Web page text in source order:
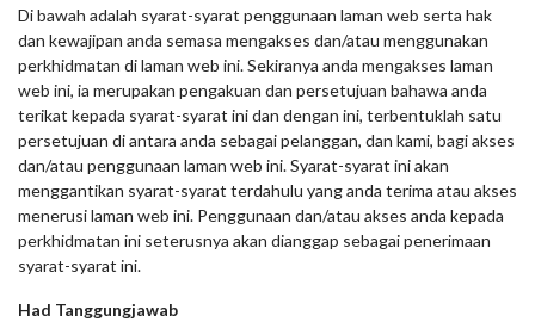
Di bawah adalah syarat-syarat penggunaan laman web serta hak
dan kewajipan anda semasa mengakses dan/atau menggunakan
perkhidmatan di laman web ini. Sekiranya anda mengakses laman
web ini, ia merupakan pengakuan dan persetujuan bahawa anda
terikat kepada syarat-syarat ini dan dengan ini, terbentuklah satu
persetujuan di antara anda sebagai pelanggan, dan kami, bagi akses
dan/atau penggunaan laman web ini. Syarat-syarat ini akan
menggantikan syarat-syarat terdahulu yang anda terima atau akses
menerusi laman web ini. Penggunaan dan/atau akses anda kepada
perkhidmatan ini seterusnya akan dianggap sebagai penerimaan
syarat-syarat ini.
Had Tanggungjawab